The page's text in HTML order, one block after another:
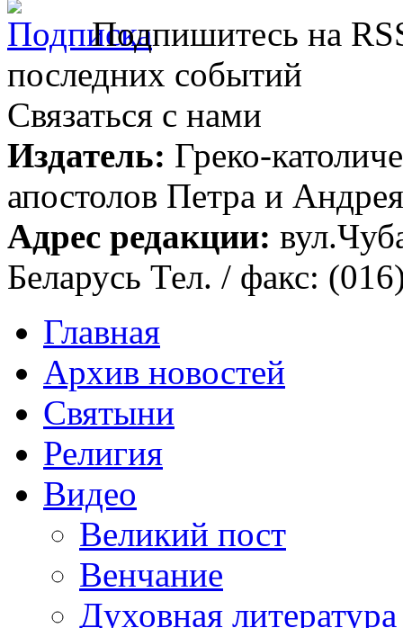
Подпишитесь на
последних событий
Связаться с нами
Издатель: Греко-
апостолов Петра и
Адрес редакции:
Беларусь Тел. / факс:
Главная
Архив новостей
Святыни
Религия
Видео
Великий пост
Венчание
Духовная литература